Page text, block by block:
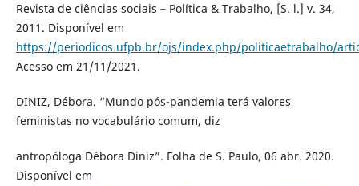
Revista de ciências sociais – Política & Trabalho, [S. l.] v. 34,
2011. Disponível em
https://periodicos.ufpb.br/ojs/index.php/politicaetrabalho/
Acesso em 21/11/2021.
DINIZ, Débora. “Mundo pós-pandemia terá valores
feministas no vocabulário comum, diz
antropóloga Débora Diniz”. Folha de S. Paulo, 06 abr. 2020.
Disponível em